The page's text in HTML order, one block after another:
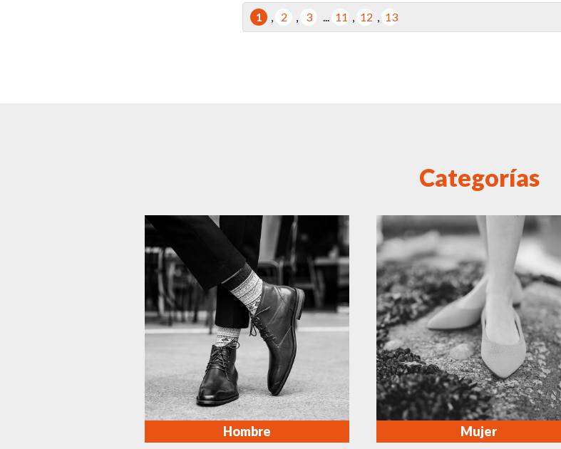
1 , 2 , 3 ... 11 , 12 , 13
Categorías
Hombre Mujer